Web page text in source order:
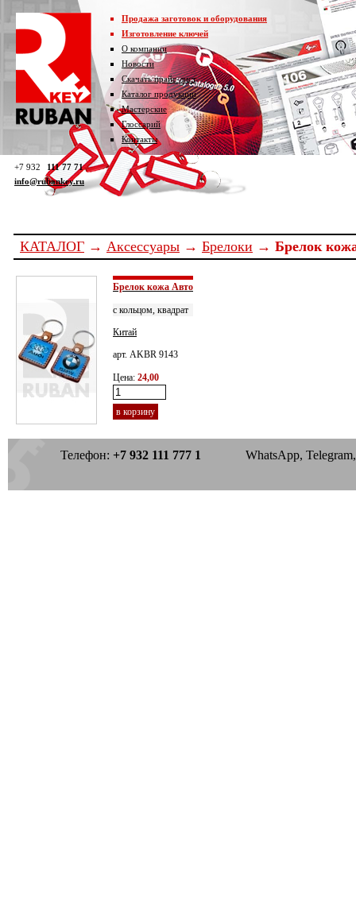
+7 932
111 77 71
info@rubankey.ru
Продажа заготовок и оборудования
Изготовление ключей
О компании
Новости
Скачать прайс-лист
Каталог продукции
Мастерские
Глоссарий
Контакты
КАТАЛОГ → Аксессуары → Брелоки → Брелок
Брелок кожа Авто
с кольцом, квадрат
Китай
арт. AKBR 9143
Цена: 24,00
в корзину
Телефон: +7 932 111 777 1 WhatsApp, Telegram,